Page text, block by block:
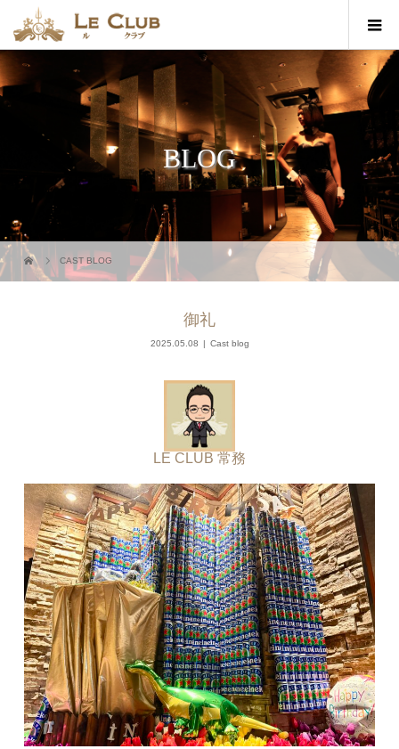
BLOG
CAST BLOG
御礼
2025.05.08 Cast blog
LE CLUB 常務